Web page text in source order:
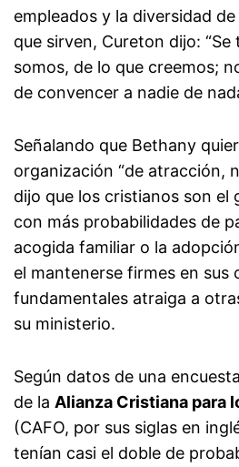
empleados y la diversidad
que sirven, Cureton dijo:
somos, de lo que creemos;
de convencer a nadie de
Señalando que Bethany
organización “de atracción,
dijo que los cristianos son el
con más probabilidades de
acogida familiar o la
el mantenerse firmes en sus
fundamentales atraiga a
su ministerio.
Según datos de una
de la Alianza Cristiana para
(CAFO, por sus siglas en
tenían casi el doble de